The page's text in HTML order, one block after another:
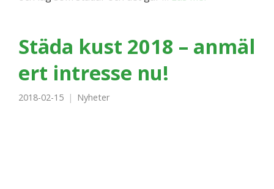
Städa kust 2018 – anmäl
ert intresse nu!
2018-02-15 Nyheter